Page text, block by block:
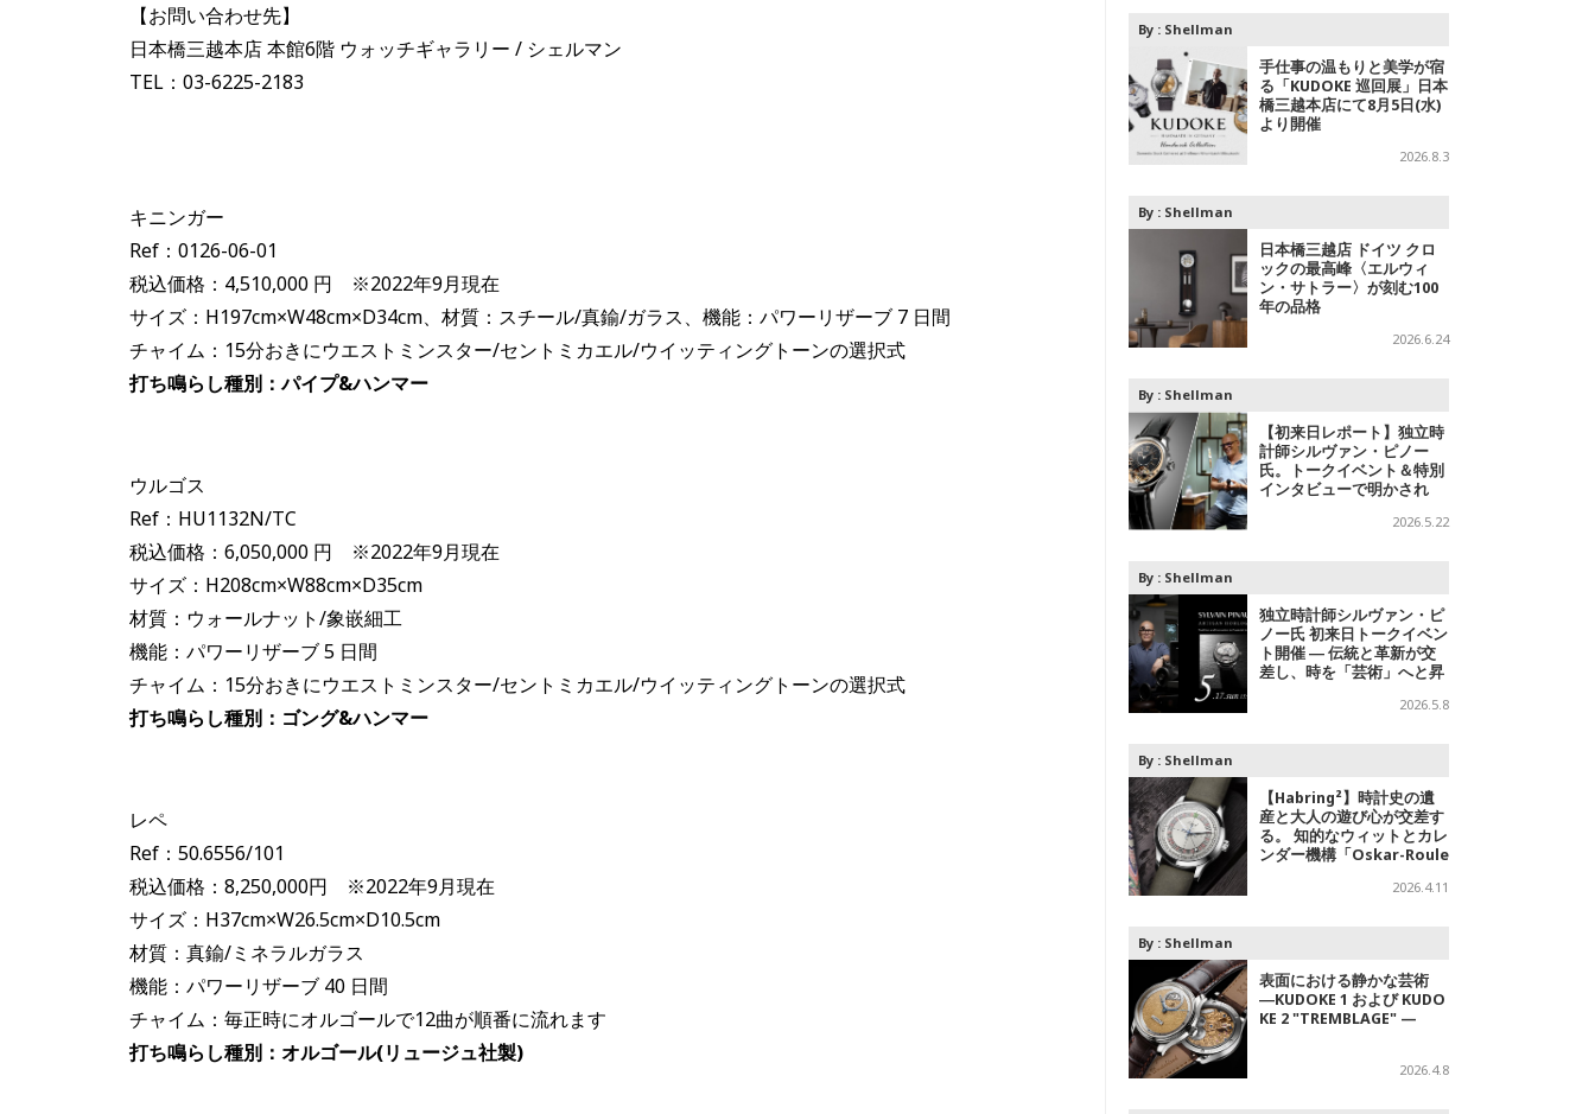
【お問い合わせ先】
日本橋三越本店 本館6階 ウォッチギャラリー / シェルマン
TEL：03-6225-2183
キニンガー
Ref：0126-06-01
税込価格：4,510,000 円 ※2022年9月現在
サイズ：H197cm×W48cm×D34cm、材質：スチール/真鍮/ガラス、機能：パワーリザーブ 7 日間
チャイム：15分おきにウエストミンスター/セントミカエル/ウイッティングトーンの選択式
打ち鳴らし種別：パイプ&ハンマー
ウルゴス
Ref：HU1132N/TC
税込価格：6,050,000 円 ※2022年9月現在
サイズ：H208cm×W88cm×D35cm
材質：ウォールナット/象嵌細工
機能：パワーリザーブ 5 日間
チャイム：15分おきにウエストミンスター/セントミカエル/ウイッティングトーンの選択式
打ち鳴らし種別：ゴング&ハンマー
レペ
Ref：50.6556/101
税込価格：8,250,000円 ※2022年9月現在
サイズ：H37cm×W26.5cm×D10.5cm
材質：真鍮/ミネラルガラス
機能：パワーリザーブ 40 日間
チャイム：毎正時にオルゴールで12曲が順番に流れます
打ち鳴らし種別：オルゴール(リュージュ社製)
By : Shellman
手仕事の温もりと美学が宿
る「KUDOKE 巡回展」日本
橋三越本店にて8月5日(水)
より開催
2026.8.3
By : Shellman
日本橋三越店 ドイツ クロ
ックの最高峰〈エルウィ
ン・サトラー〉が刻む100
年の品格
2026.6.24
By : Shellman
【初来日レポート】独立時
計師シルヴァン・ピノー
氏。トークイベント＆特別
インタビューで明かされ
2026.5.22
By : Shellman
独立時計師シルヴァン・ピ
ノー氏 初来日トークイベン
ト開催 ― 伝統と革新が交
差し、時を「芸術」へと昇
2026.5.8
By : Shellman
【Habring²】時計史の遺
産と大人の遊び心が交差す
る。 知的なウィットとカレ
ンダー機構「Oskar-Roule
2026.4.11
By : Shellman
表面における静かな芸術
―KUDOKE 1 および KUDO
KE 2 "TREMBLAGE" —
2026.4.8